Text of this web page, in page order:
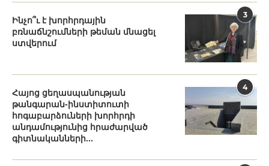
3
Ինչո՞ւ է խորհրդային
բռնաճնշումների թեման մնացել
ստվերում
4
Հայոց ցեղասպանության
թանգարան-ինստիտուտի
հոգաբարձուների խորհրդի
անդամությունից հրաժարված
գիտնականների...